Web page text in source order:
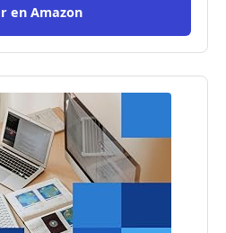
en Amazon